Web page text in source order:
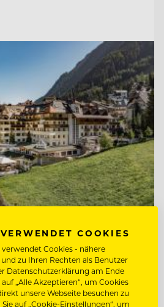
COOKIES
verwendet Cookies - nähere
zu Ihren Rechten als Benutzer
Datenschutzerklärung am Ende
„Alle Akzeptieren“, um Cookies
unsere Webseite besuchen zu
auf „Cookie-Einstellungen“, um